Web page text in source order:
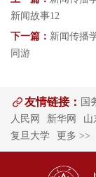
新闻故事12
下一篇： 新闻传播
同游
友情链接： 国
人民网
新华网 山
复旦大学
更多 >>